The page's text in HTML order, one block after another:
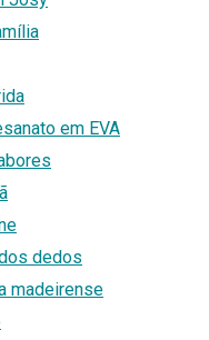
em EVA
dedos
madeirense